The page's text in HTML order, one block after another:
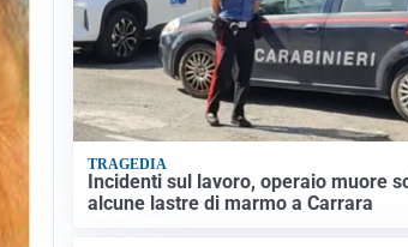
TRAGEDIA
Incidenti sul lavoro, operaio muore
alcune lastre di marmo a Carrara